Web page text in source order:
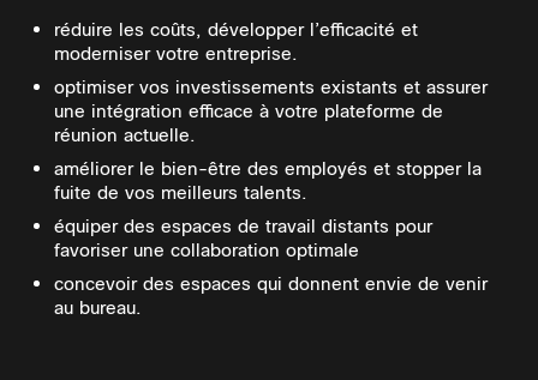
réduire les coûts, développer l’efficacité et
moderniser votre entreprise.
optimiser vos investissements existants et assurer
une intégration efficace à votre plateforme de
réunion actuelle.
améliorer le bien-être des employés et stopper la
fuite de vos meilleurs talents.
équiper des espaces de travail distants pour
favoriser une collaboration optimale
concevoir des espaces qui donnent envie de venir
au bureau.